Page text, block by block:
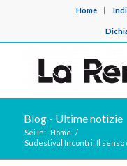
Home
Blog - Ultime notizie
Sei in: Home /
Sudestival Incontri: Il senso